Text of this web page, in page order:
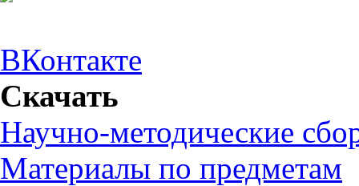
ВКонтакте
Скачать
Научно-методические
Материалы по предметам